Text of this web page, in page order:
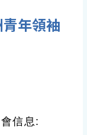
青年領袖
信息: